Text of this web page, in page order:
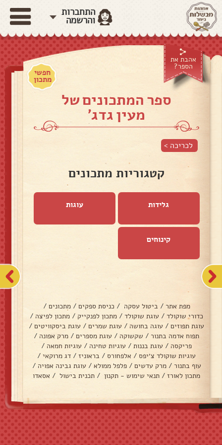
התחברות
והרשמה
אהבת את
הספר?
חפשי
מתכון
ספר המתכונים של
מעין גדג'
לכריכה >
קטגוריות מתכונים
גלידות עוגות
קינוחים
מפת אתר / ביטול עסקה / כניסת ספקים / מתכונים /
כדורי שוקולד / עוגת שוקולד / מתכון לפנקייק / מתכון לפיצה /
עוגת תפוזים / עוגה בחושה / עוגת שמרים / עוגת ביסקוויטים /
תפוח אדמה בתנור / שקשוקה / עוגת מספרים / מרק אפונה /
פריקסה / עוגת בננות / עוגיות טחינה / עוגיות חמאה /
עוגיות שוקולד צ׳יפס / אלפחורס / בראוניז / דג מרוקאי /
עוף בתנור / מרק עדשים / פלפל ממולא / עוגת גבינה אפויה /
מתכון לאורז / תנאי שימוש - תקנון / תכנית בישול / אסאדו